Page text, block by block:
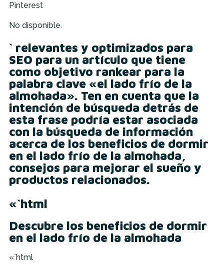
Pinterest
No disponible.
` relevantes y optimizados para
SEO para un artículo que tiene
como objetivo rankear para la
palabra clave «el lado frío de la
almohada». Ten en cuenta que la
intención de búsqueda detrás de
esta frase podría estar asociada
con la búsqueda de información
acerca de los beneficios de dormir
en el lado frío de la almohada,
consejos para mejorar el sueño y
productos relacionados.
«`html
Descubre los beneficios de dormir
en el lado frío de la almohada
«`html